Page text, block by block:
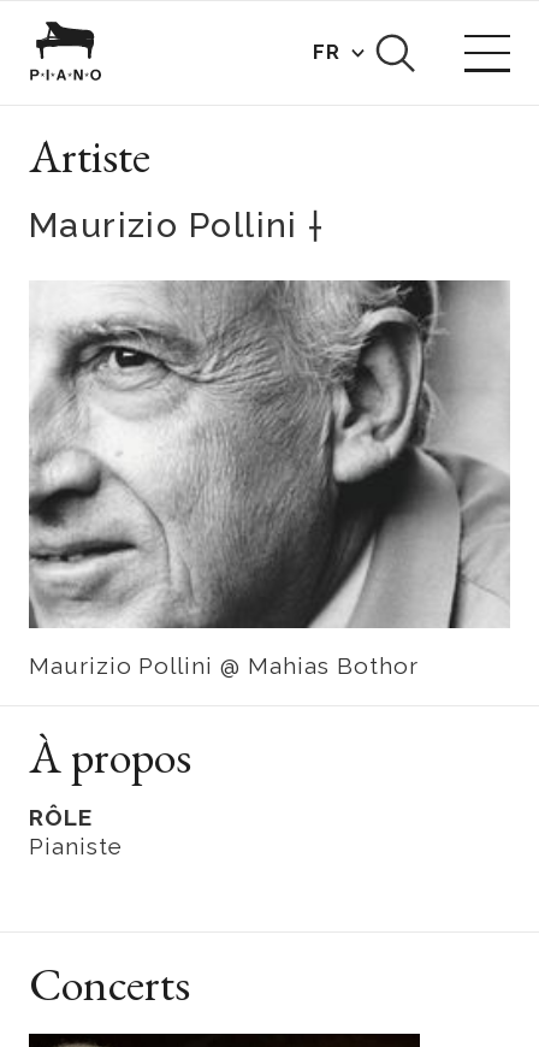
FR
Artiste
Maurizio Pollini †
Maurizio Pollini @ Mahias Bothor
À propos
RÔLE
Pianiste
Concerts